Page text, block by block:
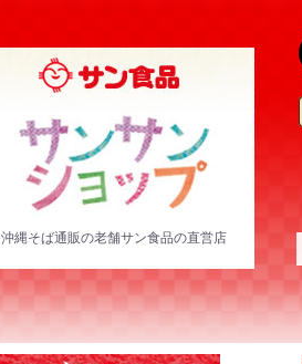
沖縄そば通販の老舗サン食品の直営店